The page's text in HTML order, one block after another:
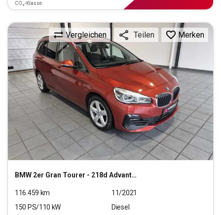
CO₂-Klasse:
BMW 2er Gran Tourer - 218d Advantage (EURO 6d)
Vergleichen Teilen Merken
116.459 km
11/2021
150 PS/110 kW
Diesel